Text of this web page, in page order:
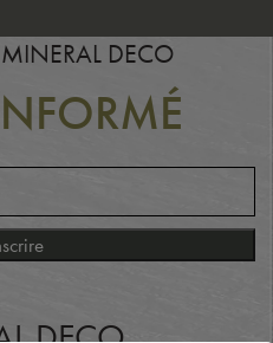
MINERAL DECO